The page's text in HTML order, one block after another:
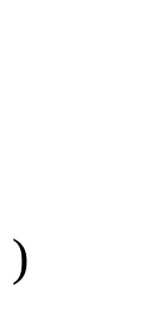
)